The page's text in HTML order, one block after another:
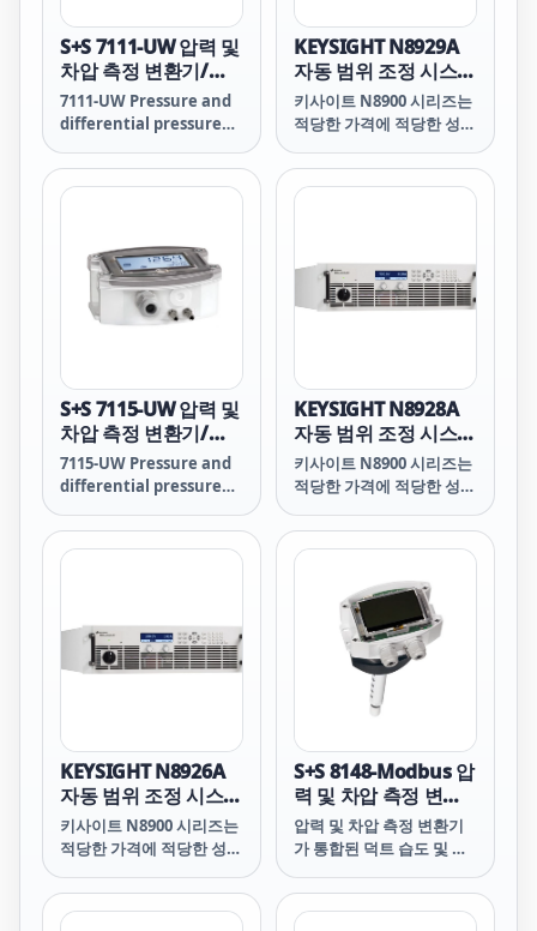
현합니다. 기존의 “직사각
형” 전원 공급기 출력 특성
은 단 하나의 전압 및 전류
조합에서 최대 전력을 제공
합니다. 단 하나의 N8900
이 여러 전원 공급기의 역
할을 합니다. 이는 마치 여
러 전원 공급기를 하나의
장치에 담은 것 같습니다!
S+S 7111-UW 압력 및
차압 측정 변환기/스
위치
7111-UW Pressure and
differential pressure
/ switch
KEYSIGHT N8929A
자동 범위 조정 시스템
DC 전원 공급기,
750V, 40A, 10000W,
키사이트 N8900 시리즈는
적당한 가격에 적당한 성능
케이션에 5kW, 10kW,
15kW 자동 범위 조정, 단
N8900 시리즈 전원 공급기
의 자동 범위 조정 출력 특
성은 최대 전력에서 광범위
현합니다. 기존의 “직사각
형” 전원 공급기 출력 특성
은 단 하나의 전압 및 전류
조합에서 최대 전력을 제공
합니다. 단 하나의 N8900
이 여러 전원 공급기의 역
할을 합니다. 이는 마치 여
러 전원 공급기를 하나의
장치에 담은 것 같습니다!
S+S 7115-UW 압력 및
차압 측정 변환기/스
위치
7115-UW Pressure and
differential pressure
/ switch
KEYSIGHT N8928A
자동 범위 조정 시스템
DC 전원 공급기,
500V, 60A, 10000W,
키사이트 N8900 시리즈는
적당한 가격에 적당한 성능
케이션에 5kW, 10kW,
15kW 자동 범위 조정, 단
일 출력 프로그래밍 가능한
DC 전력을 제공합니다.
N8900 시리즈 전원 공급기
의 자동 범위 조정 출력 특
성은 최대 전력에서 광범위
한 전압 및 전류 조합을 제
공하여 최고의 유연성을 구
현합니다. 기존의 “직사각
형” 전원 공급기 출력 특성
은 단 하나의 전압 및 전류
조합에서 최대 전력을 제공
합니다. 단 하나의 N8900
이 여러 전원 공급기의 역
할을 합니다. 이는 마치 여
러 전원 공급기를 하나의
장치에 담은 것 같습니다!
KEYSIGHT N8926A
자동 범위 조정 시스템
DC 전원 공급기,
200V, 140A, 10000W,
키사이트 N8900 시리즈는
적당한 가격에 적당한 성능
케이션에 5kW, 10kW,
15kW 자동 범위 조정, 단
S+S 8148-Modbus 압
력 및 차압 측정 변환
기가 통합된 덕트 습도
및 온도 센서
압력 및 차압 측정 변환기
가 통합된 덕트 습도 및 온